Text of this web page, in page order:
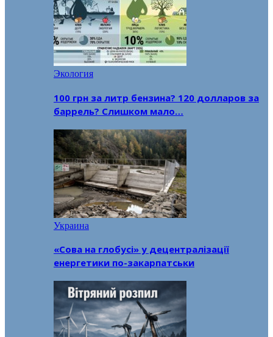
Экология
100 грн за литр бензина? 120 долларов за
баррель? Слишком мало…
Украина
«Сова на глобусі» у децентралізації
енергетики по-закарпатськи